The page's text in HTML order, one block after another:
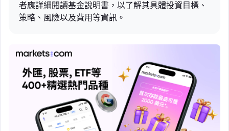
者應詳細閱讀基金說明書，以了解其具體投資目標、
策略、風險以及費用等資訊。